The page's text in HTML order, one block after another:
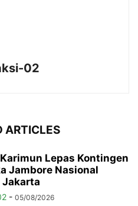
02
ARTICLES
Lepas Kontingen
Jambore Nasional
Jakarta
- 05/08/2026